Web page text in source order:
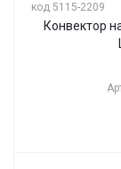
код 5115-2209
Конвектор